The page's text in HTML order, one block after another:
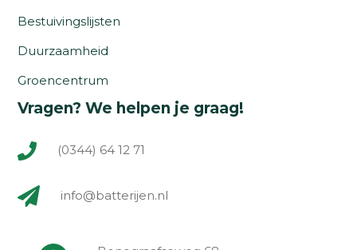
Bestuivingslijsten
Duurzaamheid
Groencentrum
Vragen? We helpen je graag!
(0344) 64 12 71
info@batterijen.nl